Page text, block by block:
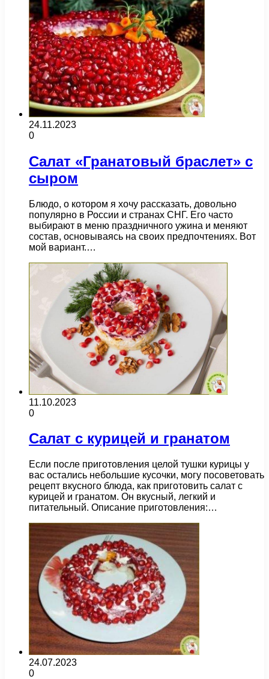
24.11.2023
0
Салат «Гранатовый браслет» с
сыром
Блюдо, о котором я хочу рассказать, довольно
популярно в России и странах СНГ. Его часто
выбирают в меню праздничного ужина и меняют
состав, основываясь на своих предпочтениях. Вот
мой вариант.…
11.10.2023
0
Салат с курицей и гранатом
Если после приготовления целой тушки курицы у
вас остались небольшие кусочки, могу посоветовать
рецепт вкусного блюда, как приготовить салат с
курицей и гранатом. Он вкусный, легкий и
питательный. Описание приготовления:…
24.07.2023
0